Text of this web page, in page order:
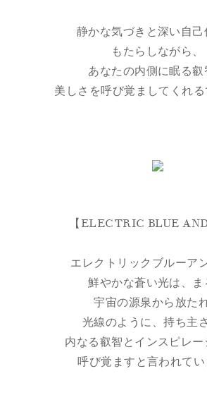
静かな気づきと深い自己
もたらしながら、
あなたの内側に眠る叡
美しさを呼び覚ましてくれ
【ELECTRIC BLUE
エレクトリックブルーア
鮮やかな蒼い光は、ま
宇宙の源泉から放た
光線のように、持ち主
内なる叡智とインスピレー
呼び覚ますと言われて